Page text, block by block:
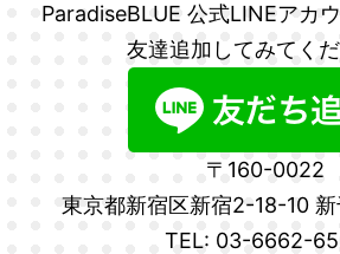
ParadiseBLUE 公式LINEアカ
友達追加してみてく
〒160-0022
東京都新宿区新宿2-18-10
TEL: 03-6662-